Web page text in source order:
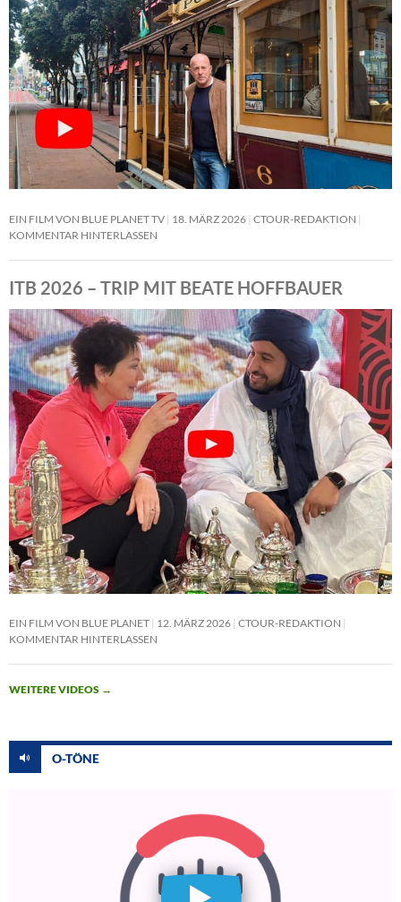
EIN FILM VON BLUE PLANET TV 18. MÄRZ 2026 CTOUR-REDAKTION
KOMMENTAR HINTERLASSEN
ITB 2026 – TRIP MIT BEATE HOFFBAUER
EIN FILM VON BLUE PLANET 12. MÄRZ 2026 CTOUR-REDAKTION
KOMMENTAR HINTERLASSEN
WEITERE VIDEOS →
O-TÖNE